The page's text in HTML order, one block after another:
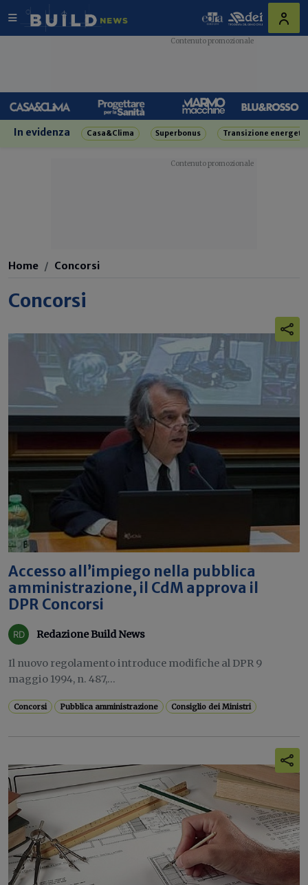
In evidenza Casa&Clima Superbonus Transizione
Home Concorsi
Concorsi
Accesso all’impiego nella pubblica
amministrazione, il CdM approva il
DPR Concorsi
Redazione Build News
Il nuovo regolamento introduce modifiche al DPR 9
maggio 1994, n. 487,...
Concorsi Pubblica amministrazione Consiglio dei Ministri